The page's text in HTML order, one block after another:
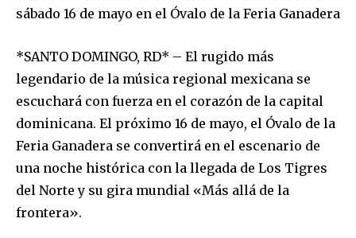
sábado 16 de mayo en el Óvalo de la Feria Ganadera
*SANTO DOMINGO, RD* – El rugido más
legendario de la música regional mexicana se
escuchará con fuerza en el corazón de la capital
dominicana. El próximo 16 de mayo, el Óvalo de la
Feria Ganadera se convertirá en el escenario de
una noche histórica con la llegada de Los Tigres
del Norte y su gira mundial «Más allá de la
frontera».